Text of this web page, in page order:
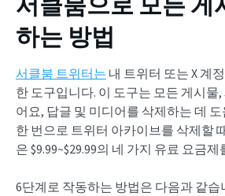
하는 방법
서클붐 트위터는 내 트위터 또는 X 계
한 도구입니다. 이 도구는 모든 게시물
어요, 답글 및 미디어를 삭제하는 데
한 번으로 트위터 아카이브를 삭제할
은 $9.99~$29.99의 네 가지 유료 요금
6단계로 작동하는 방법은 다음과 같습